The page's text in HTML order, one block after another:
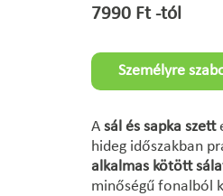
7990 Ft-tól
Személyre
A sál és sapka szett
hideg időszakban
alkalmas kötött
minőségű fonalból